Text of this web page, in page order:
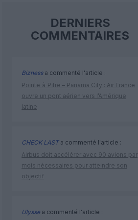
DERNIERS
COMMENTAIRES
Biznessa commenté l'article :
Pointe‑à‑Pitre – Panama City : Air France
ouvre un pont aérien vers l’Amérique
latine
CHECK LASTa commenté l'article :
Airbus doit accélérer avec 90 avions par
mois nécessaires pour atteindre son
objectif
Ulyssea commenté l'article :